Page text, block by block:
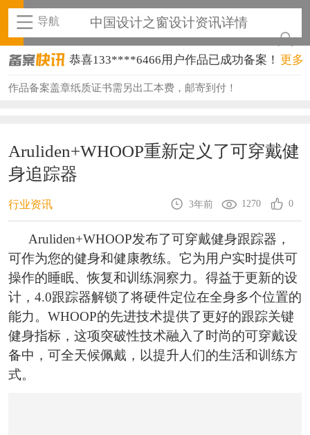
导航 中国设计之窗设计资讯详情
恭喜133****6466用户作品已成功备案！
恭喜131****1475用户作品已成功备案！
恭喜138****8638用户作品已成功备案！
恭喜133****9020用户作品已成功备案！
恭喜136****9807用户作品已成功备案！
恭喜159****4930用户作品已成功备案！
恭喜150****6483用户作品已成功备案！
恭喜131****2473用户作品已成功备案！
恭喜159****4201用户作品已成功备案！
更多
作品备案盖章纸质证书需另出工本费，邮寄到付！
Aruliden+WHOOP重新定义了可穿戴健
身追踪器
行业资讯 3年前 1270 0
Aruliden+WHOOP发布了可穿戴健身跟踪器，
可作为您的健身和健康教练。它为用户实时提供可
操作的睡眠、恢复和训练洞察力。得益于更新的设
计，4.0跟踪器解锁了将硬件定位在全身多个位置的
能力。WHOOP的先进技术提供了更好的跟踪关键
健身指标，这项突破性技术融入了时尚的可穿戴设
备中，可全天候佩戴，以提升人们的生活和训练方
式。